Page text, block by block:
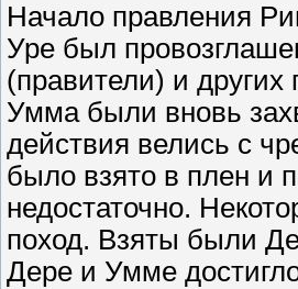
Начало правления
Уре был
(правители) и
Умма были вновь
действия велись с
было взято в плен и
недостаточно.
поход. Взяты были
Дере и Умме